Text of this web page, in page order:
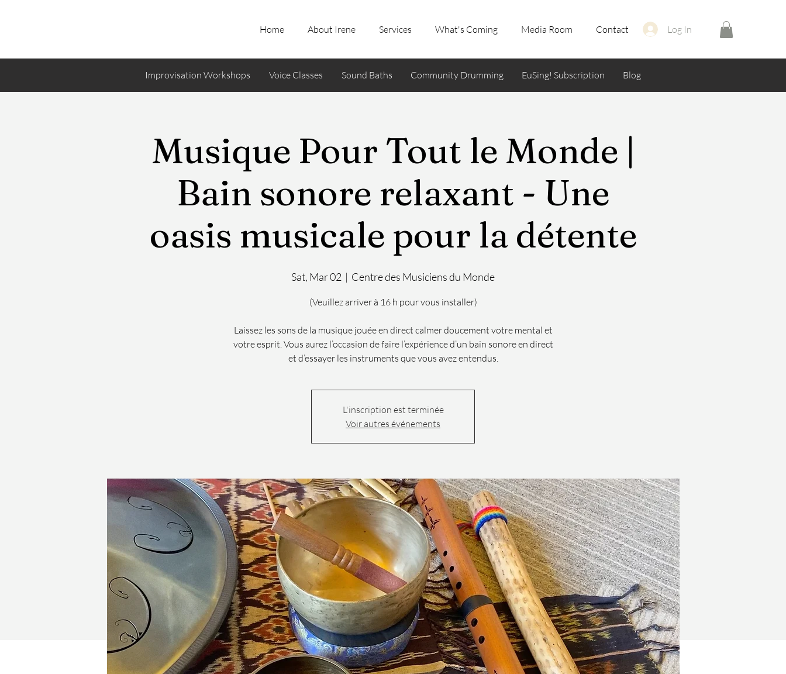
Home About Irene Services What's Coming Media Room Contact Log In
Improvisation Workshops Voice Classes Sound Baths Community Drumming EuSing! Subscription Blog
Musique Pour Tout le Monde |
Bain sonore relaxant - Une
oasis musicale pour la détente
Sat, Mar 02
  |
Centre des Musiciens du Monde
(Veuillez arriver à 16 h pour vous installer)
Laissez les sons de la musique jouée en direct calmer doucement votre mental et
votre esprit. Vous aurez l’occasion de faire l’expérience d’un bain sonore en direct
et d’essayer les instruments que vous avez entendus.
L'inscription est terminée
Voir autres événements